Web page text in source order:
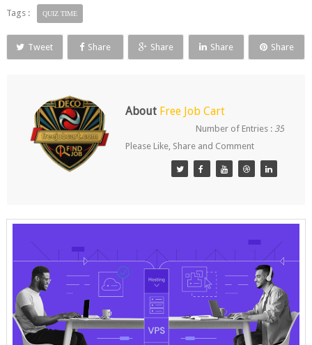
Tags : QUIZ TIME
Tweet Share Share Share Share
About Free Job Cart
Number of Entries : 35
Please Like, Share and Comment